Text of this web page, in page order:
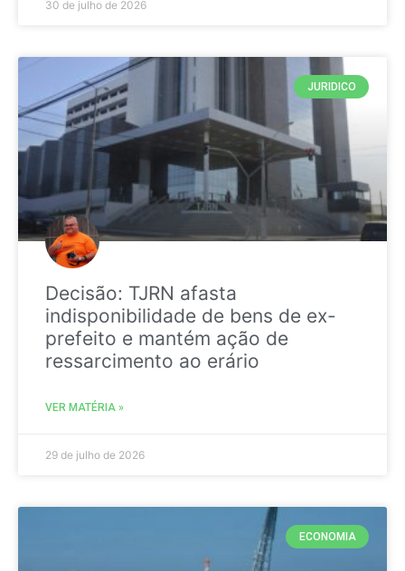
30 de julho de 2026
JURIDICO
Decisão: TJRN afasta
indisponibilidade de bens de ex-
prefeito e mantém ação de
ressarcimento ao erário
VER MATÉRIA »
29 de julho de 2026
ECONOMIA